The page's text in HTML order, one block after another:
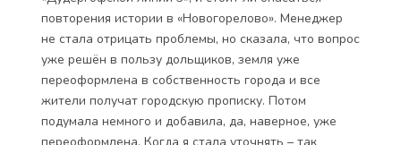
менеджер рассказывала обо всём так грустно, что
мне даже было неловко её терзать. Однако
поблажек мы никому не делаем, так что пришлось
задавать все самые каверзные вопросы.